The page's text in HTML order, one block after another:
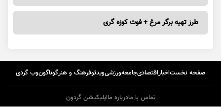
طرز تهیه برگر مرغ + فوت کوزه گری
صفحه نخستاخباراقتصادیجامعهورزشیویدئوفرهنگ و هنرگوناگونوب گردی
تماس با مادرباره مااپلیکیشن گردون